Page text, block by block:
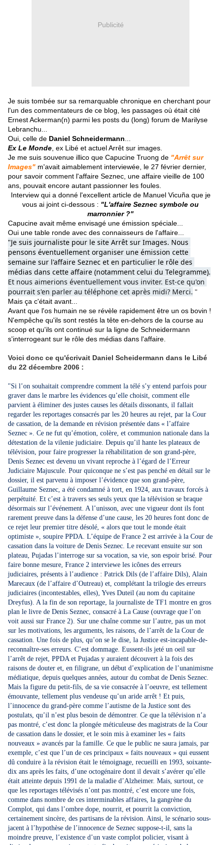
Publicité
Je suis tombée sur sa remarquable chronique en cherchant pour
l'un des commentateurs de ce blog, les passages où était cité
Ernest Ackerman(n) parmi les posts du (long) forum de Marilyse
Lebranchu...
Oui, celle de Daniel Schneidermann
Ex Le Monde , ex Libé et actuel Arrêt sur images.
Je me suis souvenue illico que Capucine Truong de "Arrêt sur
Images" m'avait aimablement interviewée, le 27 février dernier,
pour savoir comment l'affaire Seznec, une affaire vieille de 100
ans, pouvait encore autant passionner les foules.
Interview qui a donné l'excellent article de Manuel Vicuña que je
vous ai joint ci-dessous : "L'affaire Seznec symbole ou
marronnier ?"
Capucine avait même envisagé une émission spéciale...
Oui une table ronde avec des connaisseurs de l'affaire...
"Je suis journaliste pour le site Arrêt sur Images. Nous
pensons éventuellement organiser une émission cette
semaine sur l'affaire Seznec et en particulier le rôle des
médias dans cette affaire (notamment celui du Telegramme).
Et nous aimerions éventuellement vous inviter. Est-ce qu'on
pourrait s'en parler au téléphone cet après midi? Merci. "
Mais ça c'était avant...
Avant que l'os humain ne se révèle rapidement être un os bovin !
N'empêche qu'ils sont restés la tête en-dehors de la course au
scoop et qu'ils ont continué sur la ligne de Schneidermann
s'interrogeant sur le rôle des médias dans l'affaire.
Voici donc ce qu'écrivait Daniel Scheidermann dans le Libé
du 22 décembre 2006 :
"Si l’on souhaitait comprendre comment la télé s’y entend parfois pour
graver dans le marbre les évidences qu’elle choisit, comment elle
parvient à éliminer des justes causes les détails dissonants, il fallait
regarder les reportages consacrés par les 20 heures au rejet, par la Cour
de cassation, de la demande en révision présentée dans « l’affaire
Seznec ». Ce ne fut qu’émotion, colère, et communion nationale dans la
détestation de la vilenie judiciaire. Depuis qu’il hante les plateaux de
télévision, pour faire progresser la réhabilitation de son grand-père,
Denis Seznec est devenu un vivant reproche à l’égard de l’Erreur
Judiciaire Majuscule. Pour quiconque ne s’est pas penché en détail sur le
dossier, il est parvenu à imposer l’évidence que son grand-père,
Guillaume Seznec, a été condamné à tort, en 1924, aux travaux forcés à
perpétuité. Et c’est à travers ses seuls yeux que la télévision se braque
désormais sur l’événement. A l’unisson, avec une vigueur dont ils font
rarement preuve dans la défense d’une cause, les 20 heures font donc de
ce rejet leur premier titre désolé, « alors que tout le monde était
optimiste », soupire PPDA. L’équipe de France 2 est arrivée à la Cour de
cassation dans la voiture de Denis Seznec. Le recevant ensuite sur son
plateau, Pujadas l’interroge sur sa vocation, sa vie, son espoir brisé. Pour
faire bonne mesure, France 2 interviewe les icônes des erreurs
judiciaires, présents à l’audience : Patrick Dils (de l’affaire Dils), Alain
Marecaux (de l’affaire d’Outreau) et, complétant la trilogie des erreurs
judiciaires (incontestables, elles), Yves Duteil (au nom du capitaine
Dreyfus). A la fin de son reportage, la journaliste de TF1 montre en gros
plan le livre de Denis Seznec, consacré à La Cause (ouvrage que l’on
voit aussi sur France 2). Sur une chaîne comme sur l’autre, pas un mot
sur les motivations, les arguments, les raisons, de l’arrêt de la Cour de
cassation. Une fois de plus, qu’on se le dise, la Justice est-incapable-de-
reconnaître-ses erreurs. C’est dommage. Eussent-ils jeté un oeil sur
l’arrêt de rejet, PPDA et Pujadas y auraient découvert à la fois des
raisons de douter et, en filigrane, un début d’explication de l’unanimisme
médiatique, depuis quelques années, autour du combat de Denis Seznec.
Mais la figure du petit-fils, de sa vie consacrée à l’oeuvre, est tellement
émouvante, tellement plus vendeuse qu’un aride arrêt ! Et puis,
l’innocence du grand-père comme l’autisme de la Justice sont des
postulats, qu’il n’est plus besoin de démontrer. Ce que la télévision n’a
pas montré, c’est donc la plongée méticuleuse des magistrats de la Cour
de cassation dans le dossier, et le soin mis à examiner les « faits
nouveaux » avancés par la famille. Ce que le public ne saura jamais, par
exemple, c’est que l’un de ces principaux « faits nouveaux » qui eussent
dû conduire à la révision était le témoignage, recueilli en 1993, soixante-
dix ans après les faits, d’une octogénaire dont il devait s’avérer qu’elle
était atteinte depuis 1991 de la maladie d’Alzheimer. Mais, surtout, ce
que les reportages télévisés n’ont pas montré, c’est encore une fois,
comme dans nombre de ces interminables affaires, la gangrène du
Complot, qui dans l’ombre dope, nourrit, et pourrit la conviction,
certainement sincère, des partisans de la révision. Ainsi, le scénario sous-
jacent à l’hypothèse de l’innocence de Seznec suppose-t-il, sans la
moindre preuve, l’existence d’un vaste complot policier, visant à